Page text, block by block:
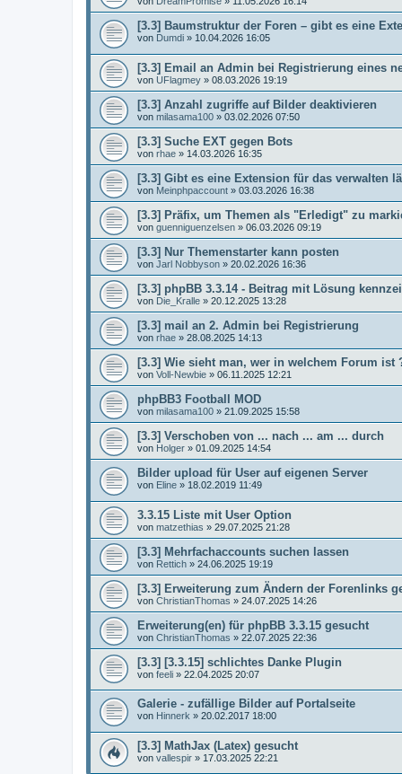
[3.3] Baumstruktur der Foren – gibt es eine
von Dumdi » 10.04.2026 16:05
[3.3] Email an Admin bei Registrierung eines
von UFlagmey » 08.03.2026 19:19
[3.3] Anzahl zugriffe auf Bilder deaktivieren
von milasama100 » 03.02.2026 07:50
[3.3] Suche EXT gegen Bots
von rhae » 14.03.2026 16:35
[3.3] Gibt es eine Extension für das verwalten
von Meinphpaccount » 03.03.2026 16:38
[3.3] Präfix, um Themen als "Erledigt" zu
von guenniguenzelsen » 06.03.2026 09:19
[3.3] Nur Themenstarter kann posten
von Jarl Nobbyson » 20.02.2026 16:36
[3.3] phpBB 3.3.14 - Beitrag mit Lösung
von Die_Kralle » 20.12.2025 13:28
[3.3] mail an 2. Admin bei Registrierung
von rhae » 28.08.2025 14:13
[3.3] Wie sieht man, wer in welchem Forum ist
von Voll-Newbie » 06.11.2025 12:21
phpBB3 Football MOD
von milasama100 » 21.09.2025 15:58
[3.3] Verschoben von ... nach ... am ... durch
von Holger » 01.09.2025 14:54
Bilder upload für User auf eigenen Server
von Eline » 18.02.2019 11:49
3.3.15 Liste mit User Option
von matzethias » 29.07.2025 21:28
[3.3] Mehrfachaccounts suchen lassen
von Rettich » 24.06.2025 19:19
[3.3] Erweiterung zum Ändern der Forenlinks
von ChristianThomas » 24.07.2025 14:26
Erweiterung(en) für phpBB 3.3.15 gesucht
von ChristianThomas » 22.07.2025 22:36
[3.3] [3.3.15] schlichtes Danke Plugin
von feeli » 22.04.2025 20:07
Galerie - zufällige Bilder auf Portalseite
von Hinnerk » 20.02.2017 18:00
[3.3] MathJax (Latex) gesucht
von vallespir » 17.03.2025 22:21